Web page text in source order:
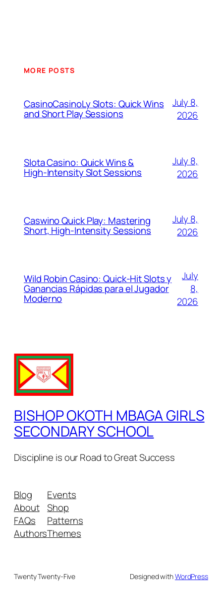
MORE POSTS
CasinoCasinoLy Slots: Quick Wins
and Short Play Sessions
July 8,
2026
Slota Casino: Quick Wins &
High‑Intensity Slot Sessions
July 8,
2026
Caswino Quick Play: Mastering
Short, High‑Intensity Sessions
July 8,
2026
Wild Robin Casino: Quick‑Hit Slots y
Ganancias Rápidas para el Jugador
Moderno
July
8,
2026
BISHOP OKOTH MBAGA GIRLS
SECONDARY SCHOOL
Discipline is our Road to Great Success
Blog
About
FAQs
Authors
Events
Shop
Patterns
Themes
Twenty Twenty-Five Designed withWordPress